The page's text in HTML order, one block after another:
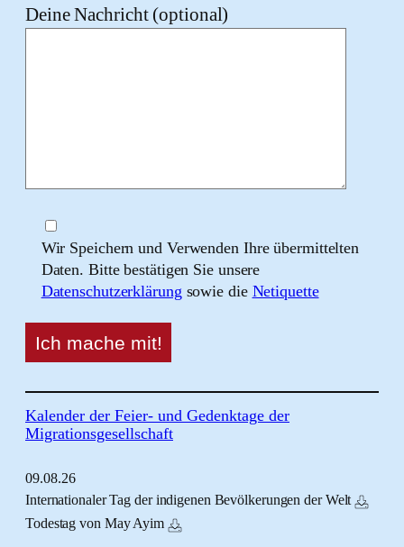
Deine Nachricht (optional)
Wir Speichern und Verwenden Ihre übermittelten
Daten. Bitte bestätigen Sie unsere
Datenschutzerklärung sowie die Netiquette
Kalender der Feier- und Gedenktage der
Migrationsgesellschaft
09.08.26
Internationaler Tag der indigenen Bevölkerungen der Welt
Todestag von May Ayim